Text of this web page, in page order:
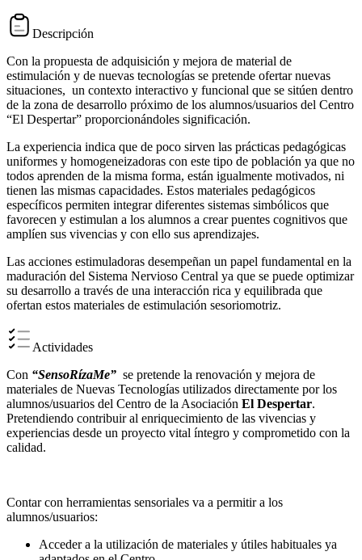
Descripción
Con la propuesta de adquisición y mejora de material de
estimulación y de nuevas tecnologías se pretende ofertar nuevas
situaciones, un contexto interactivo y funcional que se sitúen dentro
de la zona de desarrollo próximo de los alumnos/usuarios del Centro
“El Despertar” proporcionándoles significación.
La experiencia indica que de poco sirven las prácticas pedagógicas
uniformes y homogeneizadoras con este tipo de población ya que no
todos aprenden de la misma forma, están igualmente motivados, ni
tienen las mismas capacidades. Estos materiales pedagógicos
específicos permiten integrar diferentes sistemas simbólicos que
favorecen y estimulan a los alumnos a crear puentes cognitivos que
amplíen sus vivencias y con ello sus aprendizajes.
Las acciones estimuladoras desempeñan un papel fundamental en la
maduración del Sistema Nervioso Central ya que se puede optimizar
su desarrollo a través de una interacción rica y equilibrada que
ofertan estos materiales de estimulación sesoriomotriz.
Actividades
Con “SensoRízaMe” se pretende la renovación y mejora de
materiales de Nuevas Tecnologías utilizados directamente por los
alumnos/usuarios del Centro de la Asociación El Despertar.
Pretendiendo contribuir al enriquecimiento de las vivencias y
experiencias desde un proyecto vital íntegro y comprometido con la
calidad.
Contar con herramientas sensoriales va a permitir a los
alumnos/usuarios:
Acceder a la utilización de materiales y útiles habituales ya